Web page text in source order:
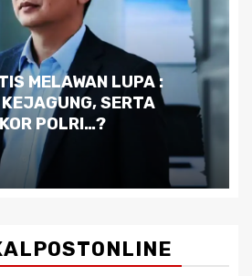
di Tengah Krisis:
Daya Alam dan
Tak Kreatif